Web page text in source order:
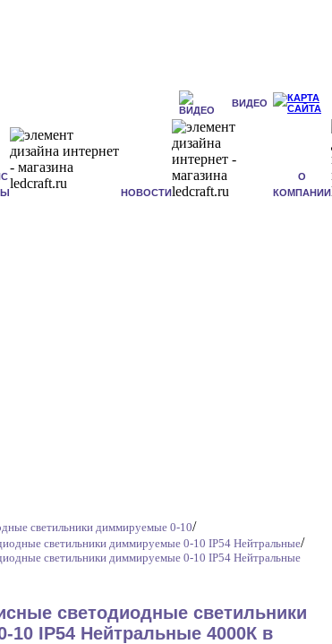
ВИДЕО
НОВОСТИ
О
КОМПАНИИ
светильники диммируемые 0-10/
светильники диммируемые 0-10 IP54 Нейтральные/
светильники диммируемые 0-10 IP54 Нейтральные
светодиодные светильники
IP54 Нейтральные 4000К в